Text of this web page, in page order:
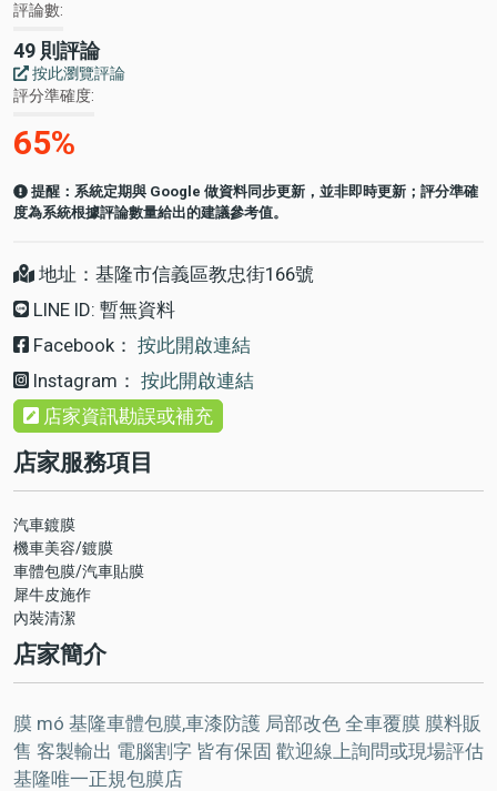
評論數
49 則評論
按此瀏覽評論
評分準確度
65%
提醒：系統定期與 Google 做資料同步更新，並非即時更新；評分準確
度為系統根據評論數量給出的建議參考值。
地址：基隆市信義區教忠街166號
LINE ID: 暫無資料
Facebook： 按此開啟連結
Instagram： 按此開啟連結
店家資訊勘誤或補充
店家服務項目
汽車鍍膜
機車美容/鍍膜
車體包膜/汽車貼膜
犀牛皮施作
內裝清潔
店家簡介
膜 mó 基隆車體包膜,車漆防護 局部改色 全車覆膜 膜料販
售 客製輸出 電腦割字 皆有保固 歡迎線上詢問或現場評估
基隆唯一正規包膜店